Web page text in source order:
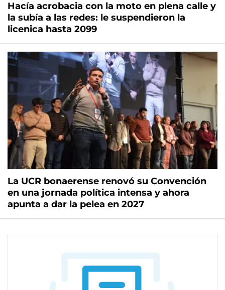
Hacía acrobacia con la moto en plena calle y
la subía a las redes: le suspendieron la
licenica hasta 2099
La UCR bonaerense renovó su Convención
en una jornada política intensa y ahora
apunta a dar la pelea en 2027